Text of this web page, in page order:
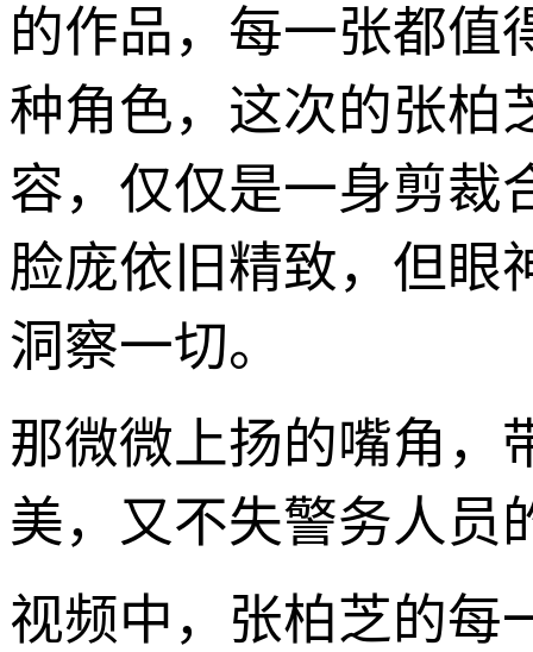
的作品，每一张都值
种角色，这次的张柏
容，仅仅是一身剪裁
脸庞依旧精致，但眼
洞察一切。
那微微上扬的嘴角，
美，又不失警务人员
视频中，张柏芝的每